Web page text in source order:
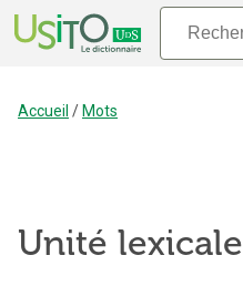
Accueil / Mots
Unité lexicale